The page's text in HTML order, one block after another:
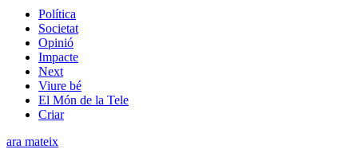
Política
Societat
Opinió
Impacte
Next
Viure bé
El Món de la Tele
Criar
ara mateix